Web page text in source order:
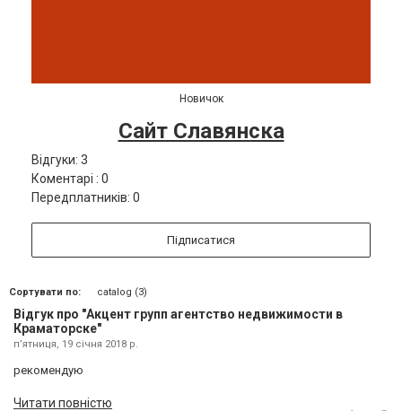
Новичок
Сайт Славянска
Відгуки: 3
Коментарі : 0
Передплатників: 0
Підписатися
Сортувати по: catalog (3)
Відгук про "Акцент групп агентство недвижимости в
Краматорске"
пʼятниця, 19 січня 2018 р.
рекомендую
Читати повністю